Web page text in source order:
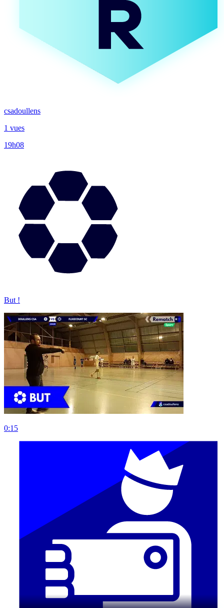
csadoullens
1 vues
19h08
But !
0:15